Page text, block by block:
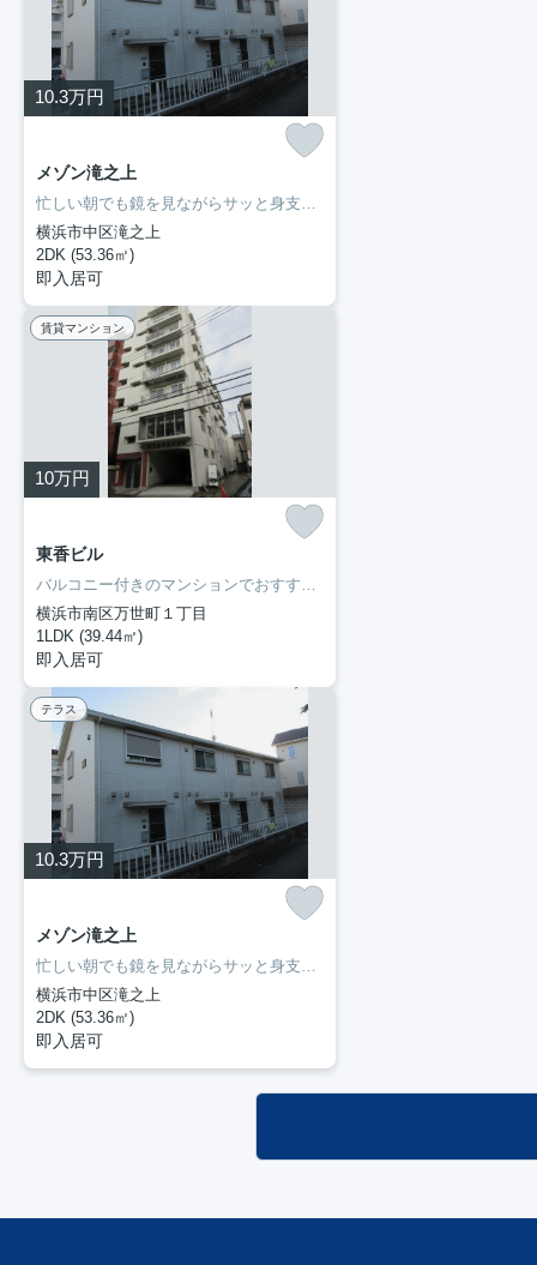
10.3万円
メゾン滝之上
忙しい朝でも鏡を見ながらサッと身支度を整えることができる独立洗面台を備えております。収納はクロゼット・シューズボックスなどが備え付けられているので、衣類や日用品の収納に重宝します。ぜひ一度見ていただきたい、「メゾン滝之上」です。新しい暮らしをお考えの方はどんな住まいをお求めですか。ぜひ当社にお客様のご希望をお聞かせ下さい。当スタッフが住まい探しを誠心誠意お手伝いさせていただきます。
横浜市中区滝之上
2DK (53.36㎡)
即入居可
賃貸マンション
10万円
東香ビル
バルコニー付きのマンションでおすすめです。収納はシューズボックス・クロゼットなど豊富なので、衣類や履き物の整理がしやすく便利です。独立洗面台が付いているので、歯ブラシやドライヤーなどをまとめて収納できます。新着情報：東香ビルの空室情報ならコチラ。横濱長者町不動産のスタッフが住まい探しを全力でサポートいたします。お問い合わせは045-251-6681にてお待ちしております。
横浜市南区万世町１丁目
1LDK (39.44㎡)
即入居可
テラス
10.3万円
メゾン滝之上
忙しい朝でも鏡を見ながらサッと身支度を整えることができる独立洗面台を備えております。収納はクロゼット・シューズボックスなどが備え付けられているので、衣類や日用品の収納に重宝します。ぜひ一度見ていただきたい、「メゾン滝之上」です。新しい暮らしをお考えの方はどんな住まいをお求めですか。ぜひ当社にお客様のご希望をお聞かせ下さい。当スタッフが住まい探しを誠心誠意お手伝いさせていただきます。
横浜市中区滝之上
2DK (53.36㎡)
即入居可